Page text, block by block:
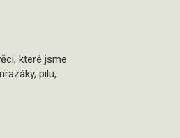
které jsme
pilu,